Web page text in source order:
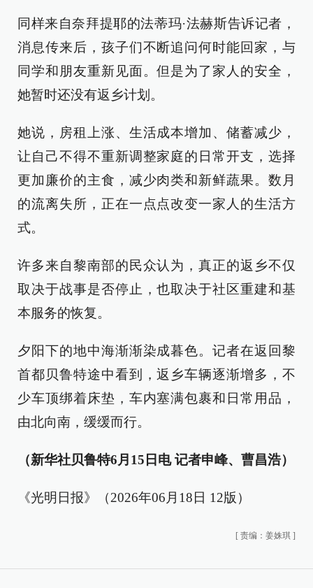
同样来自奈拜提耶的法蒂玛·法赫斯告诉记者，
消息传来后，孩子们不断追问何时能回家，与
同学和朋友重新见面。但是为了家人的安全，
她暂时还没有返乡计划。
她说，房租上涨、生活成本增加、储蓄减少，
让自己不得不重新调整家庭的日常开支，选择
更加廉价的主食，减少肉类和新鲜蔬果。数月
的流离失所，正在一点点改变一家人的生活方
式。
许多来自黎南部的民众认为，真正的返乡不仅
取决于战事是否停止，也取决于社区重建和基
本服务的恢复。
夕阳下的地中海渐渐染成暮色。记者在返回黎
首都贝鲁特途中看到，返乡车辆逐渐增多，不
少车顶绑着床垫，车内塞满包裹和日常用品，
由北向南，缓缓而行。
（新华社贝鲁特6月15日电 记者申峰、曹昌浩）
《光明日报》（2026年06月18日 12版）
[ 责编：姜姝琪 ]